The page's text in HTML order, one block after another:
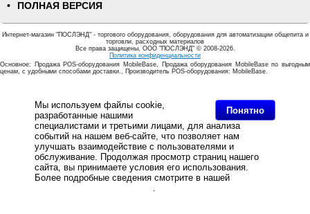
Понятно
Мы используем файлы cookie,
разработанные нашими
специалистами и третьими лицами, для анализа
событий на нашем веб-сайте, что позволяет нам
улучшать взаимодействие с пользователями и
обслуживание. Продолжая просмотр страниц нашего
сайта, вы принимаете условия его использования.
Более подробные сведения смотрите в нашей
.
ПОЛНАЯ ВЕРСИЯ
Интернет-магазин "ПОСЛЭНД" - торгового оборудования, оборудования для автоматизации общепита и
торговли, расходных материалов
Все права защищены, ООО "ПОСЛЭНД" © 2008-2026.
Политика конфиденциальности
Основное: Продажа POS-оборудования MobileBase, Продажа оборудования MobileBase по выгодным
ценам, с удобными способами доставки., Производитель POS-оборудования: MobileBase.